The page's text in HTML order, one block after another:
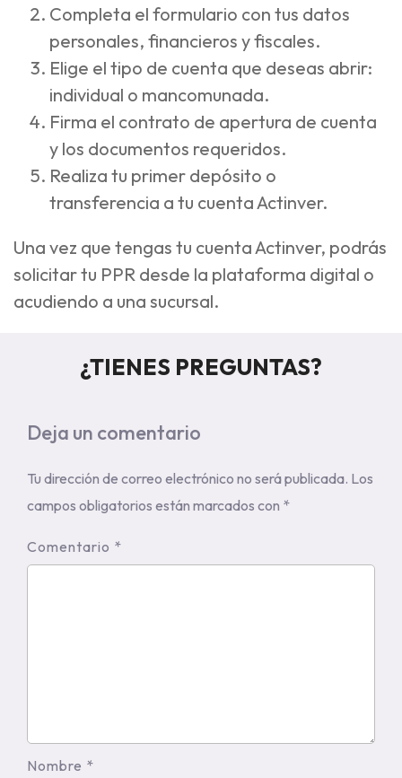
Completa el formulario con tus datos
personales, financieros y fiscales.
Elige el tipo de cuenta que deseas abrir:
individual o mancomunada.
Firma el contrato de apertura de cuenta
y los documentos requeridos.
Realiza tu primer depósito o
transferencia a tu cuenta Actinver.
Una vez que tengas tu cuenta Actinver, podrás
solicitar tu PPR desde la plataforma digital o
acudiendo a una sucursal.
¿TIENES PREGUNTAS?
Deja un comentario
Tu dirección de correo electrónico no será publicada. Los
campos obligatorios están marcados con *
Comentario *
Nombre *